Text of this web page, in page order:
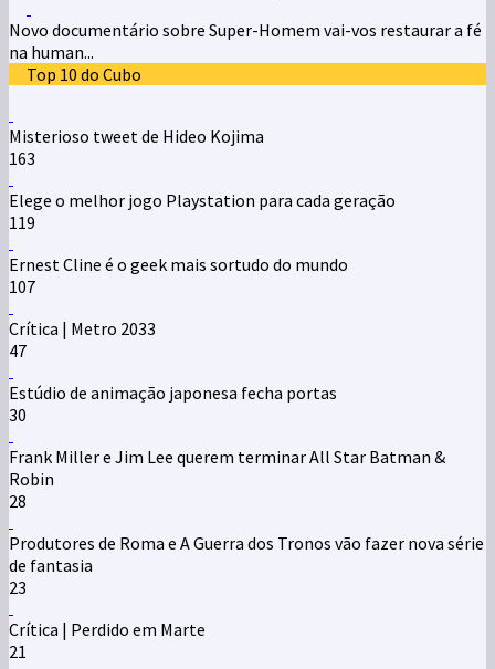
Novo documentário sobre Super-Homem vai-vos restaurar a fé
na human...
Top 10 do Cubo
Misterioso tweet de Hideo Kojima
163
Elege o melhor jogo Playstation para cada geração
119
Ernest Cline é o geek mais sortudo do mundo
107
Crítica | Metro 2033
47
Estúdio de animação japonesa fecha portas
30
Frank Miller e Jim Lee querem terminar All Star Batman &
Robin
28
Produtores de Roma e A Guerra dos Tronos vão fazer nova série
de fantasia
23
Crítica | Perdido em Marte
21